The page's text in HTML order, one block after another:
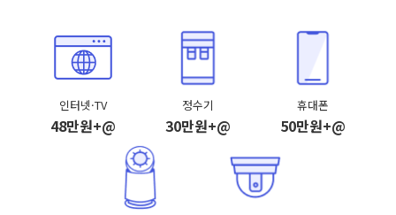
인터넷·TV
48만원+@
정수기
30만원+@
휴대폰
50만원+@